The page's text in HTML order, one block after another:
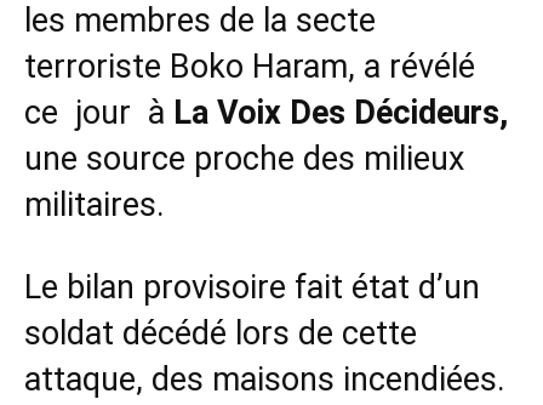
les membres de la secte
terroriste Boko Haram, a révélé
ce jour à La Voix Des Décideurs,
une source proche des milieux
militaires.
Le bilan provisoire fait état d’un
soldat décédé lors de cette
attaque, des maisons incendiées.